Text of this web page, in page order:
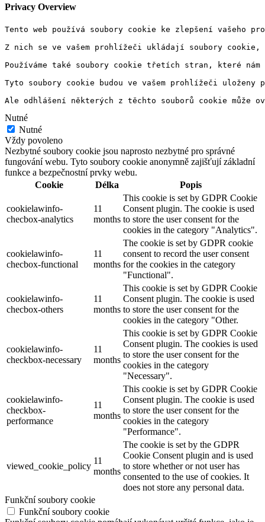
Privacy Overview
Tento web používá soubory cookie ke zlepšení vašeho
Z nich se ve vašem prohlížeči ukládají soubory
Používáme také soubory cookie třetích stran, které
Tyto soubory cookie budou ve vašem prohlížeči
Ale odhlášení některých z těchto souborů cookie může
Nutné
Nutné
Vždy povoleno
Nezbytné soubory cookie jsou naprosto nezbytné pro správné
fungování webu. Tyto soubory cookie anonymně zajišťují základní
funkce a bezpečnostní prvky webu.
Cookie
Délka Popis
cookielawinfo-
checbox-analytics
11
months
This cookie is set by GDPR Cookie
Consent plugin. The cookie is used
to store the user consent for the
cookies in the category "Analytics".
cookielawinfo-
checbox-functional
11
months
The cookie is set by GDPR cookie
consent to record the user consent
for the cookies in the category
"Functional".
cookielawinfo-
checbox-others
11
months
This cookie is set by GDPR Cookie
Consent plugin. The cookie is used
to store the user consent for the
cookies in the category "Other.
cookielawinfo-
checkbox-necessary
11
months
This cookie is set by GDPR Cookie
Consent plugin. The cookies is used
to store the user consent for the
cookies in the category
"Necessary".
cookielawinfo-
checkbox-
performance
11
months
This cookie is set by GDPR Cookie
Consent plugin. The cookie is used
to store the user consent for the
cookies in the category
"Performance".
viewed_cookie_policy
11
months
The cookie is set by the GDPR
Cookie Consent plugin and is used
to store whether or not user has
consented to the use of cookies. It
does not store any personal data.
Funkční soubory cookie
Funkční soubory cookie